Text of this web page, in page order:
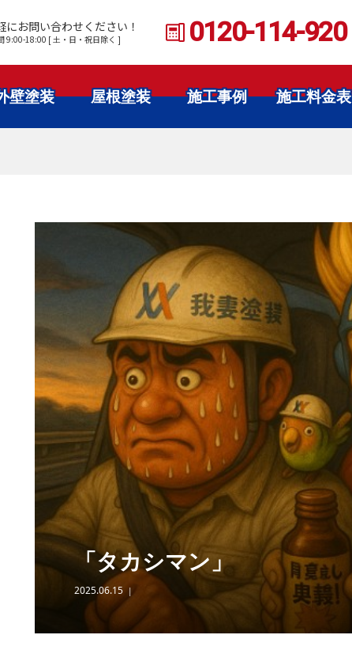
にお問い合わせください！
9:00-18:00 [ 土・日・祝日除く ] 0120-114-920
壁塗装 屋根塗装 施工事例 施工料金表
「タカシマン」
2025.06.15